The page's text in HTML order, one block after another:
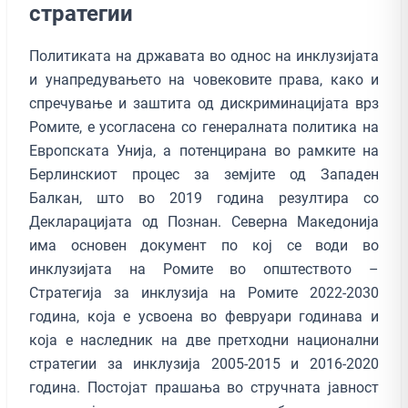
стратегии
Политиката на државата во однос на инклузијата
и унапредувањето на човековите права, како и
спречување и заштита од дискриминацијата врз
Ромите, е усогласена со генералната политика на
Европската Унија, а потенцирана во рамките на
Берлинскиот процес за земјите од Западен
Балкан, што во 2019 година резултира со
Декларацијата од Познан. Северна Македонија
има основен документ по кој се води во
инклузијата на Ромите во општеството –
Стратегија за инклузија на Ромите 2022-2030
година, која е усвоена во февруари годинава и
која е наследник на две претходни национални
стратегии за инклузија 2005-2015 и 2016-2020
година. Постојат прашања во стручната јавност